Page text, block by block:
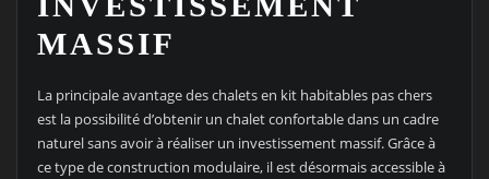
MASSIF
La principale avantage des chalets en kit habitables pas chers
est la possibilité d’obtenir un chalet confortable dans un cadre
naturel sans avoir à réaliser un investissement massif. Grâce à
ce type de construction modulaire, il est désormais accessible à